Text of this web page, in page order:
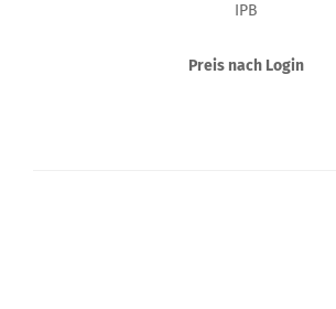
IPB
Preis nach Login